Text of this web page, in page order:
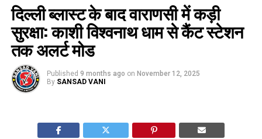
दिल्ली ब्लास्ट के बाद वाराणसी में कड़ी
सुरक्षा: काशी विश्वनाथ धाम से कैंट स्टेशन
तक अलर्ट मोड
Published 9 months ago on November 12, 2025
By SANSAD VANI